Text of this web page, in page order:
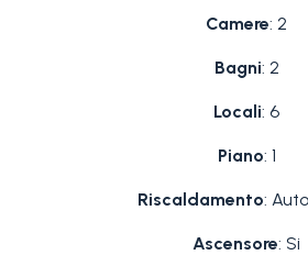
Camere: 2
Bagni: 2
Locali: 6
Piano: 1
Riscaldamento:
Ascensore: Si